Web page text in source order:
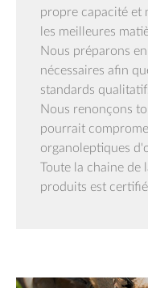
propre capacité et
les meilleures
Nous préparons
nécessaires afin
standards
Nous renonçons
pourrait
organoleptiques
Toute la chaine de
produits est